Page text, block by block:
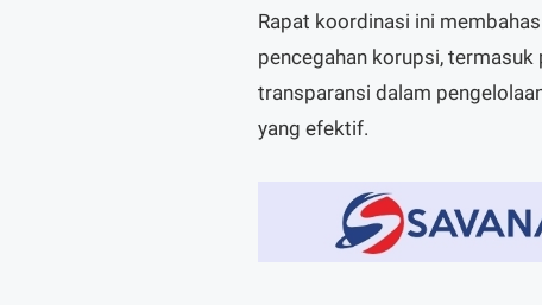
Rapat koordinasi ini
pencegahan korupsi,
transparansi dalam
yang efektif.